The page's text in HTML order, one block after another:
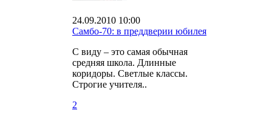
24.09.2010 10:00
Самбо-70: в преддверии юбилея
С виду – это самая обычная
средняя школа. Длинные
коридоры. Светлые классы.
Строгие учителя..
2